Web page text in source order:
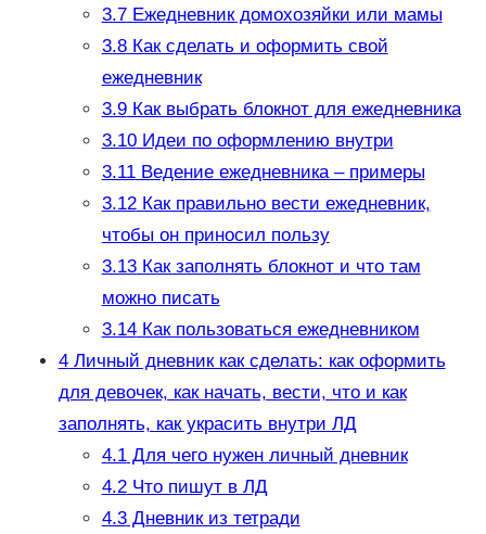
3.7Ежедневник домохозяйки или мамы
3.8Как сделать и оформить свой
ежедневник
3.9Как выбрать блокнот для ежедневника
3.10Идеи по оформлению внутри
3.11Ведение ежедневника – примеры
3.12Как правильно вести ежедневник,
чтобы он приносил пользу
3.13Как заполнять блокнот и что там
можно писать
3.14Как пользоваться ежедневником
4Личный дневник как сделать: как оформить
для девочек, как начать, вести, что и как
заполнять, как украсить внутри ЛД
4.1Для чего нужен личный дневник
4.2Что пишут в ЛД
4.3Дневник из тетради